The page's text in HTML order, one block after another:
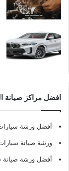
افضل مراكز
أفضل ورشة
ورشة صيانة
أفضل ورشة